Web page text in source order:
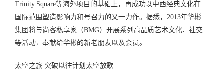
Trinity Square等海外项目的基础上，再成功以中西经典文化在
国际范围塑造影响力和号召力的又一力作。据悉，2013年华彬
集团将与尚客私享家（BMG）开展系列高品质艺术文化、社交
等活动，奉献给华彬的新老朋友以及会员。
太空之旅 突破以往计划太空放歌